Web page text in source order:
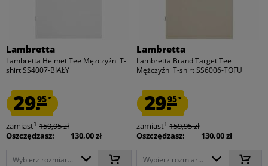
Lambretta
Lambretta Helmet Tee Mężczyźni T-
shirt SS4007-BIAŁY
29.95*
zamiast1 159,95 zł
Oszczędzasz:
130,00 zł
Wybierz rozmiar...
Lambretta
Lambretta Brand Target Tee
Mężczyźni T-shirt SS6006-TOFU
29.95*
zamiast1 159,95 zł
Oszczędzasz:
130,00 zł
Wybierz rozmiar...